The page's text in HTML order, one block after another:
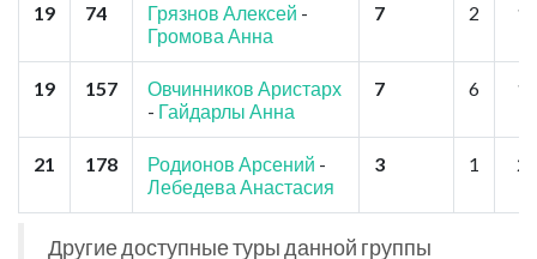
19 74 Грязнов Алексей -
Громова Анна
7 2 1
19 157
Овчинников Аристарх
- Гайдарлы Анна
7 6 1
21 178 Родионов Арсений -
Лебедева Анастасия
3 1 2
Другие доступные туры данной группы